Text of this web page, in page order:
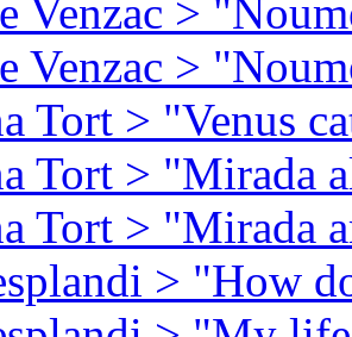
Venzac >
Venzac >
Tort > "Venus
Tort > "Mirada
Tort > "Mirada
> "How